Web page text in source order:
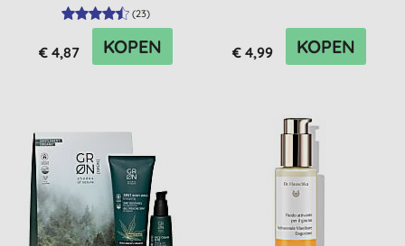
(23)
€ 4,87 KOPEN € 4,99 KOPEN